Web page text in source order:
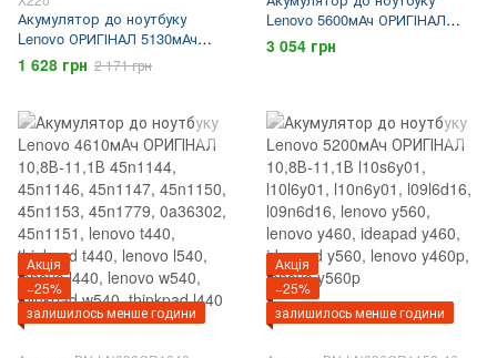
Акумулятор до ноутбуку
Lenovo ОРИГІНАЛ 5130мАч
10,8В-11,1В 0a36281 0a36306
42t4861 45n1022 45n1023
lenovo x220 thinkpad x220
1 628 грн 2 171 грн
Lenovo 5600мАч ОРИГІНАЛ
11,1В 0a36281 0a36306 42t4861
45n1022 45n1023 45n1025
3 054 грн
Акція
−25%
залишилось менше години
Акція
−25%
залишилось менше години